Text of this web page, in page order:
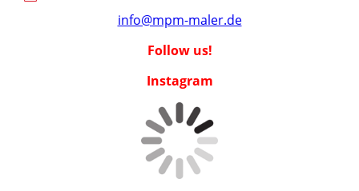
info@mpm-maler.de
Follow us!
Instagram